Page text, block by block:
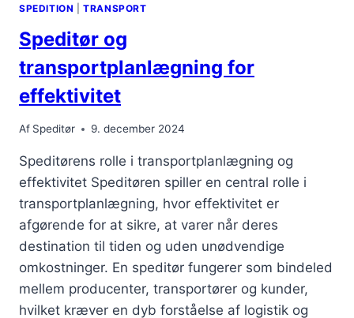
SPEDITION |TRANSPORT
Speditør og
transportplanlægning for
effektivitet
Af Speditør 9. december 2024
Speditørens rolle i transportplanlægning og
effektivitet Speditøren spiller en central rolle i
transportplanlægning, hvor effektivitet er
afgørende for at sikre, at varer når deres
destination til tiden og uden unødvendige
omkostninger. En speditør fungerer som bindeled
mellem producenter, transportører og kunder,
hvilket kræver en dyb forståelse af logistik og